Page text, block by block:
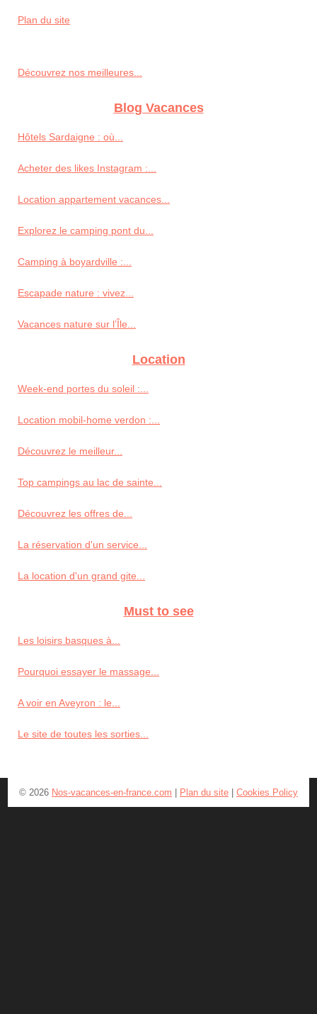
Plan du site
Découvrez nos meilleures...
Blog Vacances
Hôtels Sardaigne : où...
Acheter des likes Instagram :...
Location appartement vacances...
Explorez le camping pont du...
Camping à boyardville :...
Escapade nature : vivez...
Vacances nature sur l’Île...
Location
Week-end portes du soleil :...
Location mobil-home verdon :...
Découvrez le meilleur...
Top campings au lac de sainte...
Découvrez les offres de...
La réservation d'un service...
La location d'un grand gite...
Must to see
Les loisirs basques à...
Pourquoi essayer le massage...
A voir en Aveyron : le...
Le site de toutes les sorties...
© 2026 Nos-vacances-en-france.com Plan du site Cookies Policy